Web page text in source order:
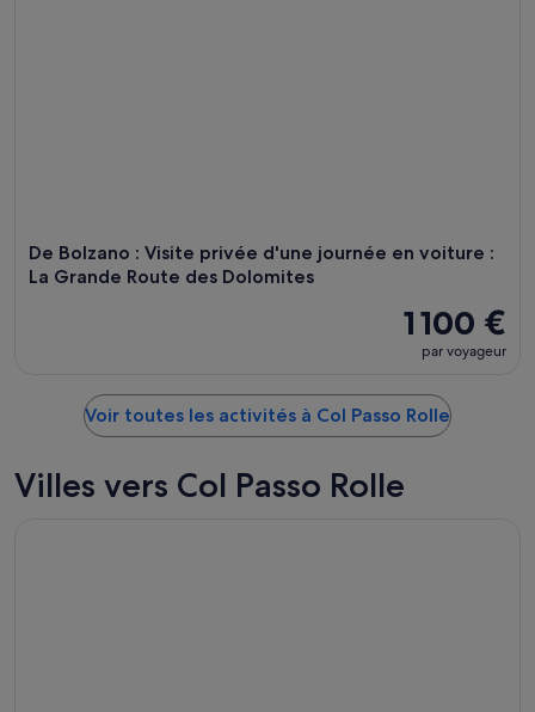
De Bolzano : Visite privée d'une journée en voiture :
La Grande Route des Dolomites
1 100 €
par voyageur
Voir toutes les activités à Col Passo Rolle
Villes vers Col Passo Rolle